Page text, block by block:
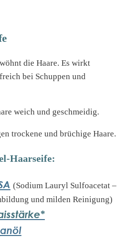
die Haare. Es wirkt
bei Schuppen und
weich und geschmeidig.
trockene und brüchige Haare.
Haarseife:
(Sodium Lauryl Sulfoacetat –
und milden Reinigung)